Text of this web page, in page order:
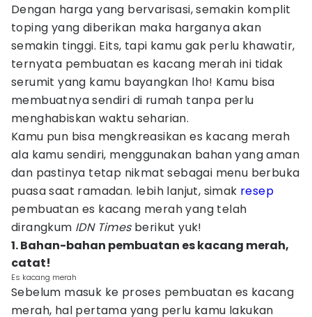
Dengan harga yang bervarisasi, semakin komplit
toping yang diberikan maka harganya akan
semakin tinggi. Eits, tapi kamu gak perlu khawatir,
ternyata pembuatan es kacang merah ini tidak
serumit yang kamu bayangkan lho! Kamu bisa
membuatnya sendiri di rumah tanpa perlu
menghabiskan waktu seharian.
Kamu pun bisa mengkreasikan es kacang merah
ala kamu sendiri, menggunakan bahan yang aman
dan pastinya tetap nikmat sebagai menu berbuka
puasa saat ramadan. lebih lanjut, simak resep
pembuatan es kacang merah yang telah
dirangkum IDN Times berikut yuk!
1. Bahan-bahan pembuatan es kacang merah,
catat!
Es kacang merah
Sebelum masuk ke proses pembuatan es kacang
merah, hal pertama yang perlu kamu lakukan